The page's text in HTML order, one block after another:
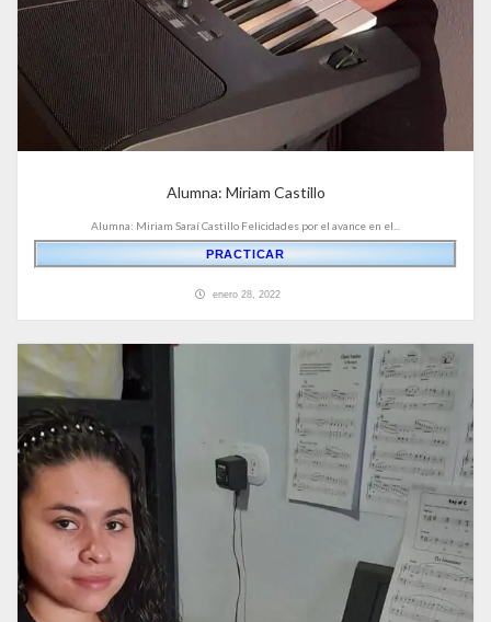
Alumna: Miriam Castillo
Alumna: Miriam Saraí Castillo Felicidades por el avance en el...
PRACTICAR
enero 28, 2022